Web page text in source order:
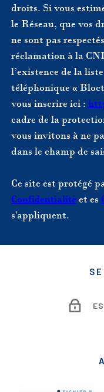
droits. Si vous
le Réseau, que vos
ne sont pas
réclamation à la
l’existence de la
téléphonique «
vous inscrire ici :
cadre de la
vous invitons à ne
dans le champ de
Ce site est protégé
Confidentialitéet es
s'appliquent.